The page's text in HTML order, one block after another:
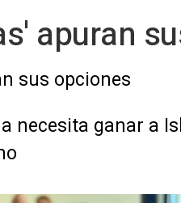
apuran
sus opciones
necesita ganar a